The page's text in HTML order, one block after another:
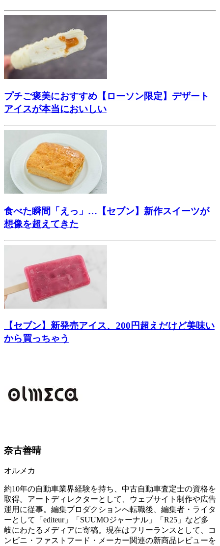
プチご褒美におすすめ【ローソン限定】デザート
アイスが本当においしい
食べた瞬間「えっ」…【セブン】新作スイーツが
想像を超えてきた
【セブン】新発売アイス、200円超えだけど美味い
から買っちゃう
奈古善晴
オルメカ
約10年の自動車業界経験を持ち、中古自動車査定士の資格を
取得。アートディレクターとして、ウェブサイト制作や広告
運用に従事。編集プロダクションへ転職後、編集者・ライタ
ーとして「editeur」「SUUMOジャーナル」「R25」など多
岐にわたるメディアに寄稿。現在はフリーランスとして、コ
ンビニ・ファストフード・メーカー関連の新商品レビューを